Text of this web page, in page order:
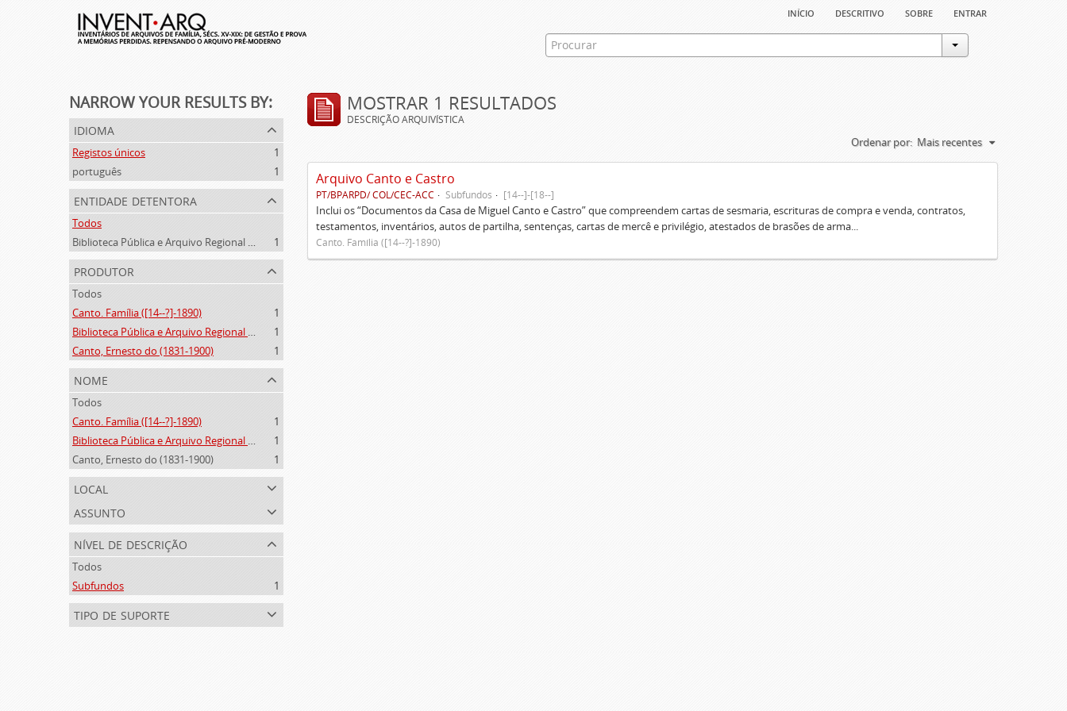
início descritivo sobre entrar
NARROW YOUR RESULTS BY:
idioma
Registos únicos
1
português
1
entidade detentora
Todos
Biblioteca Pública e Arquivo Regional de Ponta Delgada
1
produtor
Todos
Canto. Família ([14--?]-1890)
1
Biblioteca Pública e Arquivo Regional de Ponta Delgada (1841- )
1
Canto, Ernesto do (1831-1900)
1
nome
Todos
Canto. Família ([14--?]-1890)
1
Biblioteca Pública e Arquivo Regional de Ponta Delgada (1841- )
1
Canto, Ernesto do (1831-1900)
1
local
assunto
nível de descrição
Todos
Subfundos
1
tipo de suporte
MOSTRAR 1 RESULTADOS
DESCRIÇÃO ARQUIVÍSTICA
Ordenar por: Mais recentes
Arquivo Canto e Castro
PT/BPARPD/ COL/CEC-ACC Subfundos [14--]-[18--]
Inclui os “Documentos da Casa de Miguel Canto e Castro” que compreendem cartas de sesmaria, escrituras de compra e venda, contratos,
testamentos, inventários, autos de partilha, sentenças, cartas de mercê e privilégio, atestados de brasões de arma...
Canto. Família ([14--?]-1890)